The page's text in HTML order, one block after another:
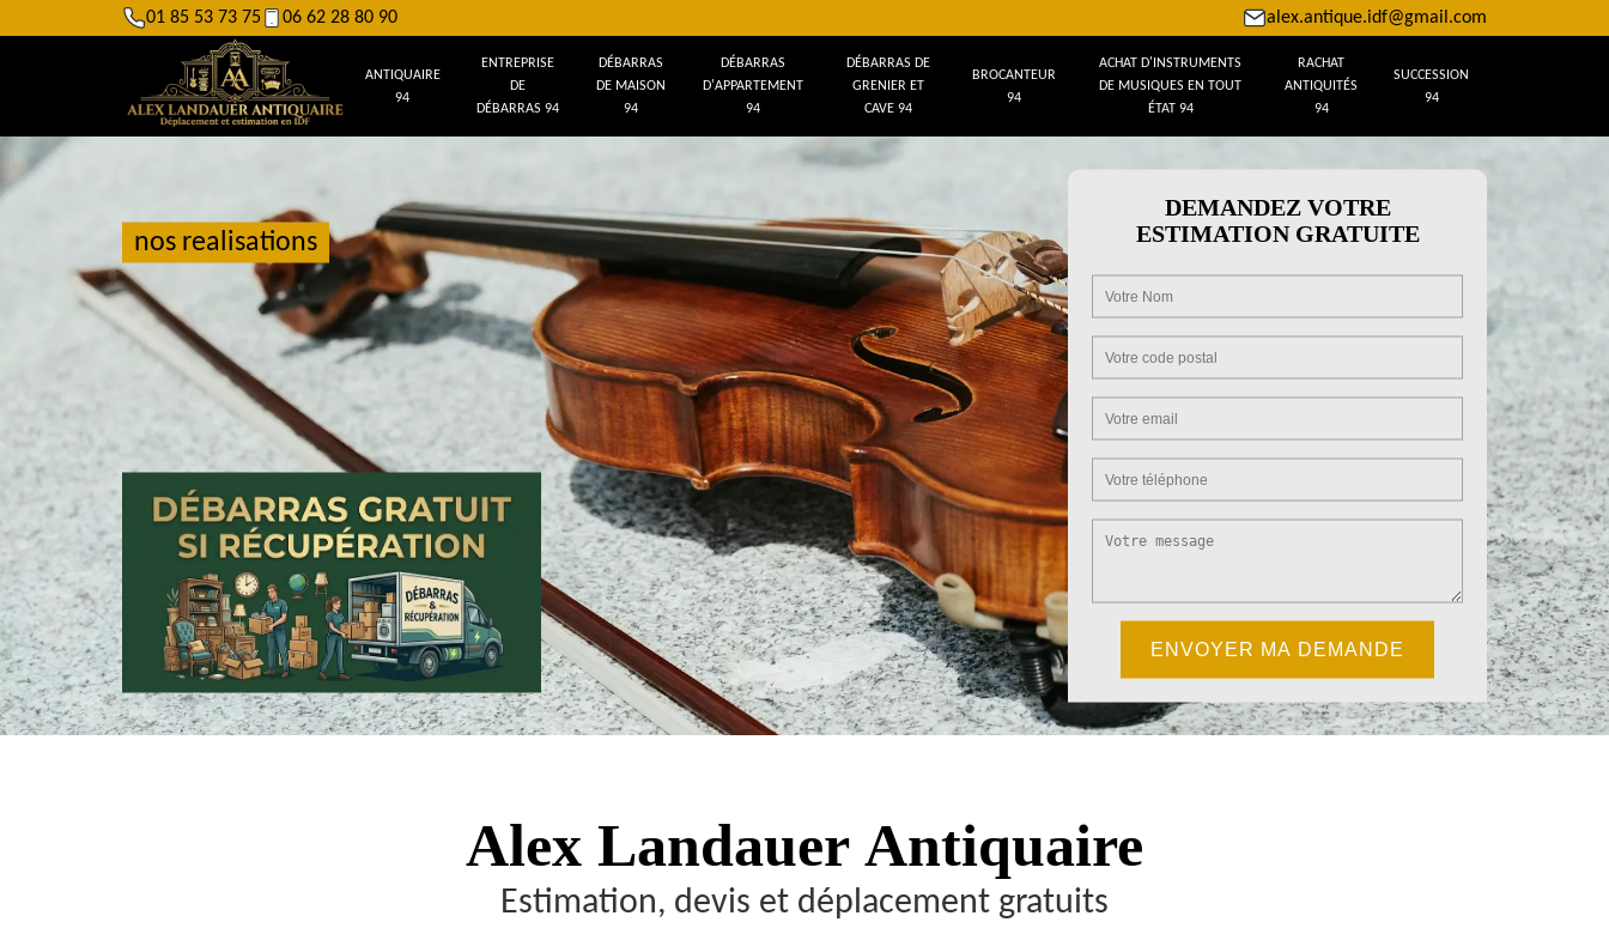
01 85 53 73 75 06 62 28 80 90 alex.antique.idf@gmail.com
ANTIQUAIRE
94
ENTREPRISE
DE
DÉBARRAS 94
DÉBARRAS
DE MAISON
94
DÉBARRAS
D'APPARTEMENT
94
DÉBARRAS DE
GRENIER ET
CAVE 94
BROCANTEUR
94
ACHAT D'INSTRUMENTS
DE MUSIQUES EN TOUT
ÉTAT 94
RACHAT
ANTIQUITÉS
94
SUCCESSION
94
DEMANDEZ VOTRE
ESTIMATION GRATUITE
nos realisations
Alex Landauer Antiquaire
Estimation, devis et déplacement gratuits